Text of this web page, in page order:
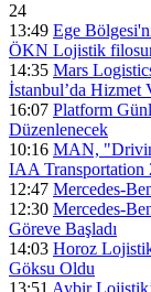
24
13:49 Ege
ÖKN Lojistik
14:35 Mars
İstanbul’da Hizmet
16:07 Platform
Düzenlenecek
10:16 MAN,
IAA Transportation
12:47 Mercedes-
12:30 Mercedes-
Göreve Başladı
14:03 Horoz
Göksu Oldu
13:51 Aybir